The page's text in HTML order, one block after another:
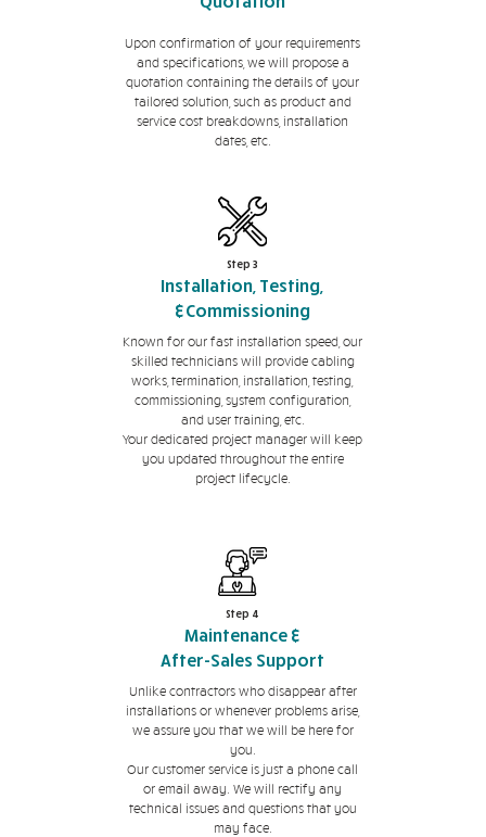
Upon confirmation of your requirements
and specifications, we will propose a
quotation containing the details of your
tailored solution, such as product and
service cost breakdowns, installation
dates, etc.
Step 3
Installation, Testing,
&Commissioning
Known for our fast installation speed, our
skilled technicians will provide cabling
works, termination, installation, testing,
commissioning, system configuration,
and user training, etc.
Your dedicated project manager will keep
you updated throughout the entire
project lifecycle.
Step 4
Maintenance &
After-Sales Support
Unlike contractors who disappear after
installations or whenever problems arise,
we assure you that we will be here for
you.
Our customer service is just a phone call
or email away. We will rectify any
technical issues and questions that you
may face.